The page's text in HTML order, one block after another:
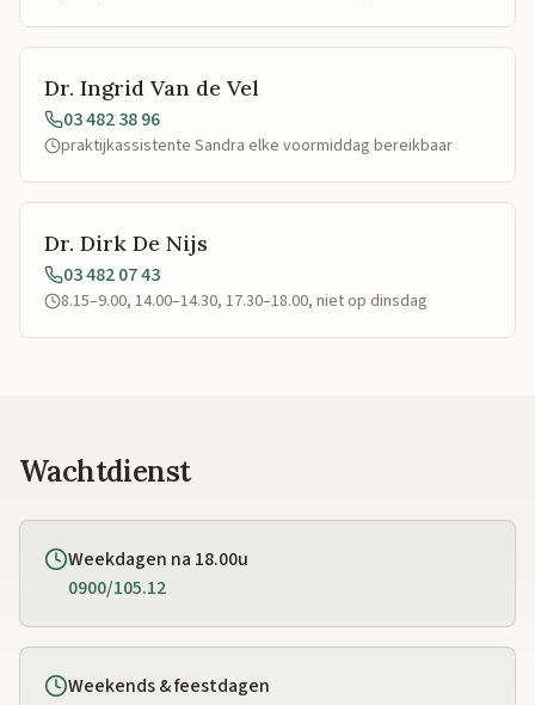
Dr. Ingrid Van de Vel
03 482 38 96
praktijkassistente Sandra elke voormiddag bereikbaar
Dr. Dirk De Nijs
03 482 07 43
8.15–9.00, 14.00–14.30, 17.30–18.00, niet op dinsdag
Wachtdienst
Weekdagen na 18.00u
0900/105.12
Weekends & feestdagen